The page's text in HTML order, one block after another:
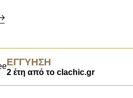
ΕΓΓΎΗΣΗ
2 έτη από το clachic.gr